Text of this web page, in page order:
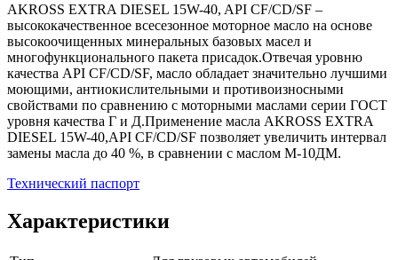
AKROSS EXTRA DIESEL 15W-40, API CF/CD/SF –
высококачественное всесезонное моторное масло на основе
высокоочищенных минеральных базовых масел и
многофункционального пакета присадок.Отвечая уровню
качества API CF/CD/SF, масло обладает значительно лучшими
моющими, антиокислительными и противоизносными
свойствами по сравнению с моторными маслами серии ГОСТ
уровня качества Г и Д.Применение масла AKROSS EXTRA
DIESEL 15W-40,API CF/CD/SF позволяет увеличить интервал
замены масла до 40 %, в сравнении с маслом М-10ДМ.
Технический паспорт
Характеристики